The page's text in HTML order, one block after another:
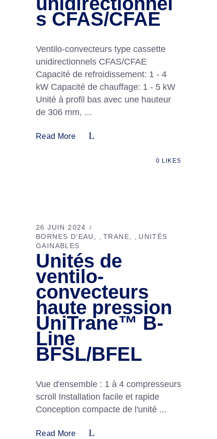
s CFAS/CFAE
Ventilo-convecteurs type cassette
unidirectionnels CFAS/CFAE
Capacité de refroidissement: 1 - 4
kW Capacité de chauffage: 1 - 5 kW
Unité à profil bas avec une hauteur
de 306 mm,
Read More
0 LIKES
26 JUIN 2024
BORNES D'EAU
,TRANE
UNITÉS
GAINABLES
Unités de
ventilo-
convecteurs
haute pression
UniTrane™ B-
Line
BFSL/BFEL
Vue d'ensemble : 1 à 4 compresseurs
scroll Installation facile et rapide
Conception compacte de l'unité
Read More